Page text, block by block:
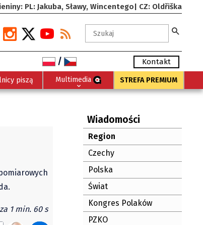
PL: Jakuba, Sławy, Wincentego| CZ: Oldřiška
/ Kontakt
piszą Multimedia STREFA PREMIUM
1 min. 60 s
Wiadomości
Region
Czechy
Polska
Świat
Kongres Polaków
PZKO